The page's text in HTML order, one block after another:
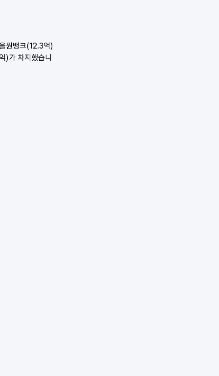
원뱅크(12.3억)
)가 차지했습니